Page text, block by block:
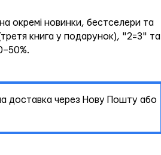
окремі новинки, бестселери та
книга у подарунок), "2=3" та
доставка через Нову Пошту або